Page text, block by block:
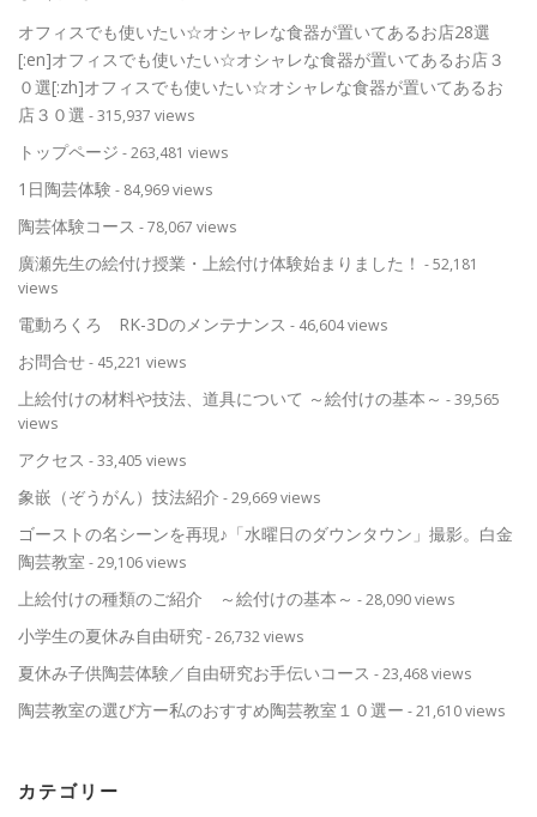
オフィスでも使いたい☆オシャレな食器が置いてあるお店28選
[:en]オフィスでも使いたい☆オシャレな食器が置いてあるお店３
０選[:zh]オフィスでも使いたい☆オシャレな食器が置いてあるお
店３０選 - 315,937 views
トップページ - 263,481 views
1日陶芸体験 - 84,969 views
陶芸体験コース - 78,067 views
廣瀬先生の絵付け授業・上絵付け体験始まりました！ - 52,181
views
電動ろくろ RK-3Dのメンテナンス - 46,604 views
お問合せ- 45,221 views
上絵付けの材料や技法、道具について ～絵付けの基本～ - 39,565
views
アクセス - 33,405 views
象嵌（ぞうがん）技法紹介 - 29,669 views
ゴーストの名シーンを再現♪「水曜日のダウンタウン」撮影。白金
陶芸教室 - 29,106 views
上絵付けの種類のご紹介 ～絵付けの基本～ - 28,090 views
小学生の夏休み自由研究- 26,732 views
夏休み子供陶芸体験／自由研究お手伝いコース - 23,468 views
陶芸教室の選び方ー私のおすすめ陶芸教室１０選ー - 21,610 views
カテゴリー